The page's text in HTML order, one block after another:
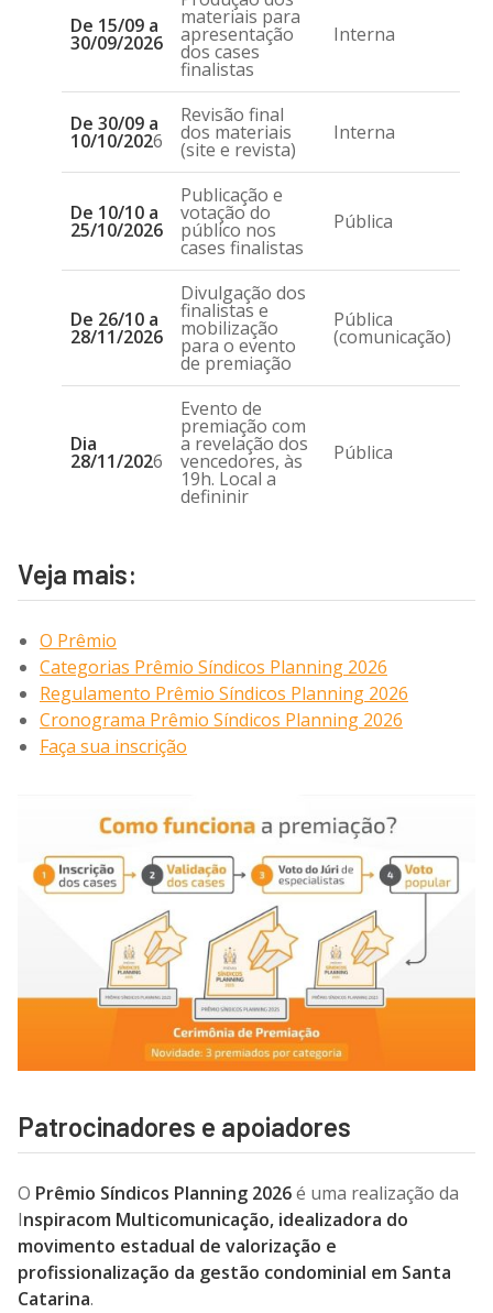
De 15/09 a
30/09/2026
materiais para
apresentação
dos cases
finalistas
Interna
De 30/09 a
10/10/2026
Revisão final
dos materiais
(site e revista)
Interna
De 10/10 a
25/10/2026
Publicação e
votação do
público nos
cases finalistas
Pública
De 26/10 a
28/11/2026
Divulgação dos
finalistas e
mobilização
para o evento
de premiação
Pública
(comunicação)
Dia
28/11/2026
Evento de
premiação com
a revelação dos
vencedores, às
19h. Local a
defininir
Pública
Veja mais:
O Prêmio
Categorias Prêmio Síndicos Planning 2026
Regulamento Prêmio Síndicos Planning 2026
Cronograma Prêmio Síndicos Planning 2026
Faça sua inscrição
Patrocinadores e apoiadores
O Prêmio Síndicos Planning 2026é uma realização da
Inspiracom Multicomunicação, idealizadora do
movimento estadual de valorização e
profissionalização da gestão condominial em Santa
Catarina.